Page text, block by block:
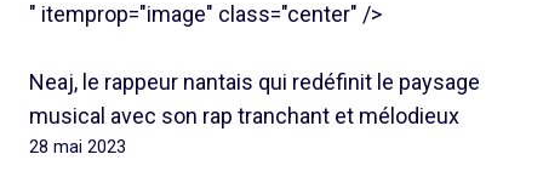
" itemprop="image" class="center" />
Neaj, le rappeur nantais qui redéfinit le paysage
musical avec son rap tranchant et mélodieux
28 mai 2023